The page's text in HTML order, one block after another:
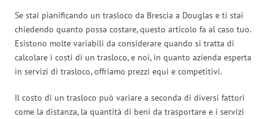
Se stai pianificando un trasloco da Brescia a Douglas e ti stai
chiedendo quanto possa costare, questo articolo fa al caso tuo.
Esistono molte variabili da considerare quando si tratta di
calcolare i costi di un trasloco, e noi, in quanto azienda esperta
in servizi di trasloco, offriamo prezzi equi e competitivi.
Il costo di un trasloco può variare a seconda di diversi fattori
come la distanza, la quantità di beni da trasportare e i servizi